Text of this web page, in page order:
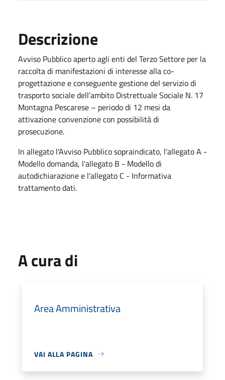
Descrizione
Avviso Pubblico aperto agli enti del Terzo Settore per la
raccolta di manifestazioni di interesse alla co-
progettazione e conseguente gestione del servizio di
trasporto sociale dell’ambito Distrettuale Sociale N. 17
Montagna Pescarese – periodo di 12 mesi da
attivazione convenzione con possibilità di
prosecuzione.
In allegato l'Avviso Pubblico sopraindicato, l'allegato A -
Modello domanda, l'allegato B - Modello di
autodichiarazione e l'allegato C - Informativa
trattamento dati.
A cura di
Area Amministrativa
VAI ALLA PAGINA